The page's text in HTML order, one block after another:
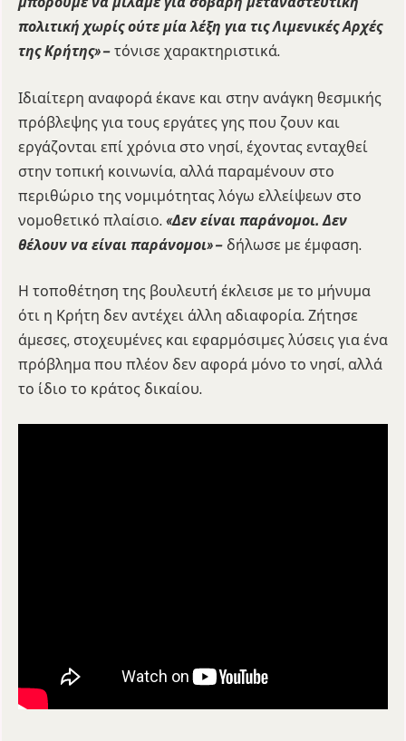
πολιτική χωρίς ούτε μία λέξη για τις Λιμενικές Αρχές
της Κρήτης» – τόνισε χαρακτηριστικά.
Ιδιαίτερη αναφορά έκανε και στην ανάγκη θεσμικής
πρόβλεψης για τους εργάτες γης που ζουν και
εργάζονται επί χρόνια στο νησί, έχοντας ενταχθεί
στην τοπική κοινωνία, αλλά παραμένουν στο
περιθώριο της νομιμότητας λόγω ελλείψεων στο
νομοθετικό πλαίσιο. «Δεν είναι παράνομοι. Δεν
θέλουν να είναι παράνομοι» – δήλωσε με έμφαση.
Η τοποθέτηση της βουλευτή έκλεισε με το μήνυμα
ότι η Κρήτη δεν αντέχει άλλη αδιαφορία. Ζήτησε
άμεσες, στοχευμένες και εφαρμόσιμες λύσεις για ένα
πρόβλημα που πλέον δεν αφορά μόνο το νησί, αλλά
το ίδιο το κράτος δικαίου.